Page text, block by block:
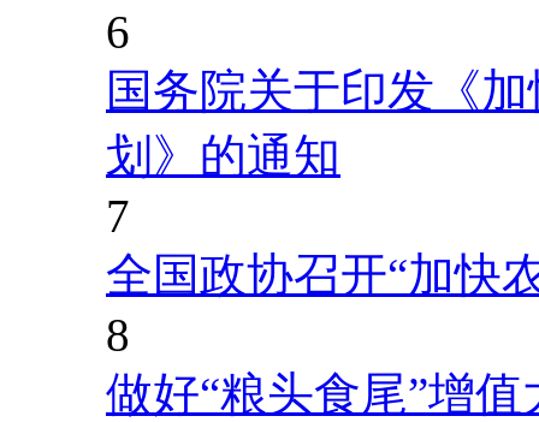
6
国务院关于印发《
划》的通知
7
全国政协召开“加快
8
做好“粮头食尾”增值